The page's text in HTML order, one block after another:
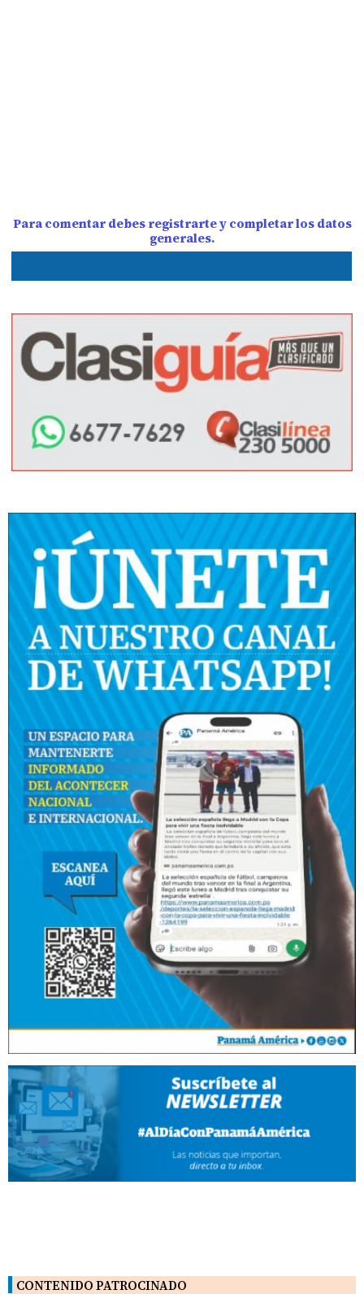
Para comentar debes registrarte y completar los datos
generales.
CONTENIDO PATROCINADO